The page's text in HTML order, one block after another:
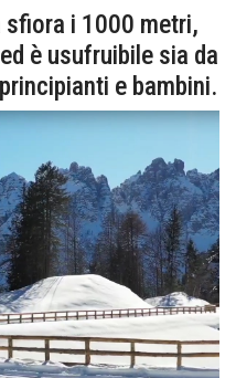
sfiora i 1000 metri,
è usufruibile sia da
e bambini.